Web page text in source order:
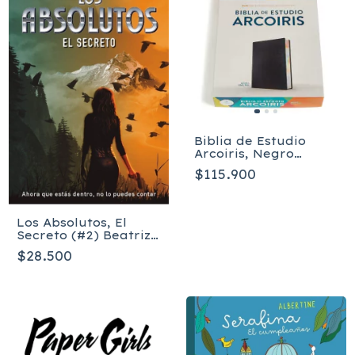
Los Absolutos, El
Secreto (#2) Beatriz
Blanco, Natalia
Martin
$28.500
Biblia de Estudio
Arcoiris, Negro
imitación piel RVR
1960
$115.900